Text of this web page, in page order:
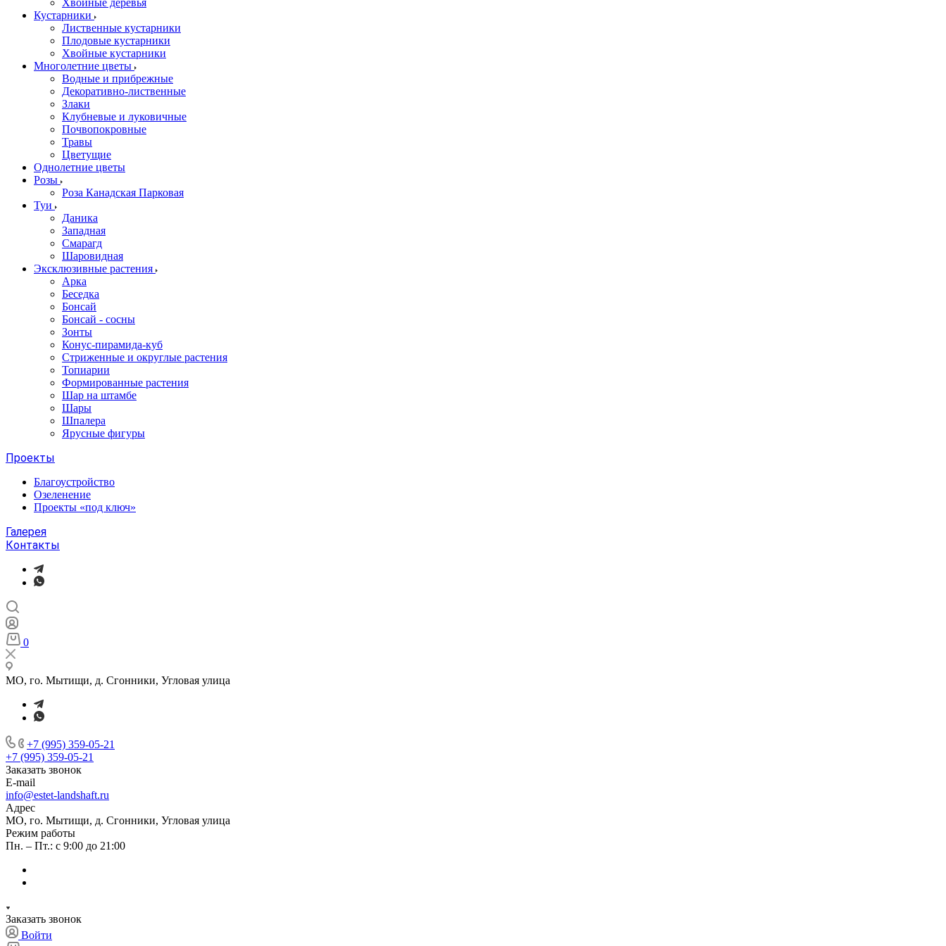
Хвойные деревья
Кустарники
Лиственные кустарники
Плодовые кустарники
Хвойные кустарники
Многолетние цветы
Водные и прибрежные
Декоративно-лиственные
Злаки
Клубневые и луковичные
Почвопокровные
Травы
Цветущие
Однолетние цветы
Розы
Роза Канадская Парковая
Туи
Даника
Западная
Смарагд
Шаровидная
Эксклюзивные растения
Арка
Беседка
Бонсай
Бонсай - сосны
Зонты
Конус-пирамида-куб
Стриженные и округлые растения
Топиарии
Формированные растения
Шар на штамбе
Шары
Шпалера
Ярусные фигуры
Проекты
Благоустройство
Озеленение
Проекты «под ключ»
Галерея
Контакты
0
МО, го. Мытищи, д. Сгонники, Угловая улица
+7 (995) 359-05-21
+7 (995) 359-05-21
Заказать звонок
E-mail
info@estet-landshaft.ru
Адрес
МО, го. Мытищи, д. Сгонники, Угловая улица
Режим работы
Пн. – Пт.: с 9:00 до 21:00
Заказать звонок
Войти